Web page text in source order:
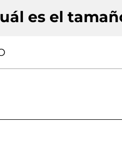
es el